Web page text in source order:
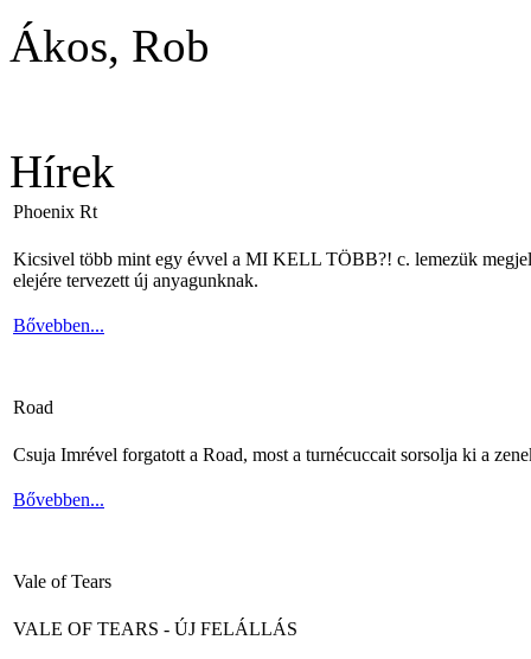
Ákos, Rob
Hírek
Phoenix Rt
Kicsivel több mint egy évvel a MI KELL TÖBB?! c. lemezük
elejére tervezett új anyagunknak.
Bővebben...
Road
Csuja Imrével forgatott a Road, most a turnécuccait sorsolja ki a
Bővebben...
Vale of Tears
VALE OF TEARS - ÚJ FELÁLLÁS